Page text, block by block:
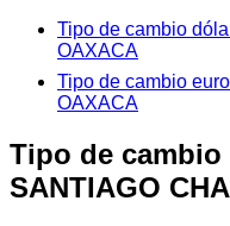
Tipo de cambio
OAXACA
Tipo de cambio
OAXACA
Tipo de
SANTIAGO